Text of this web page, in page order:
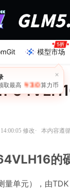
模型市场
×
取最高 ￥30 算力币
修改· 本内容遵
的
单元），由